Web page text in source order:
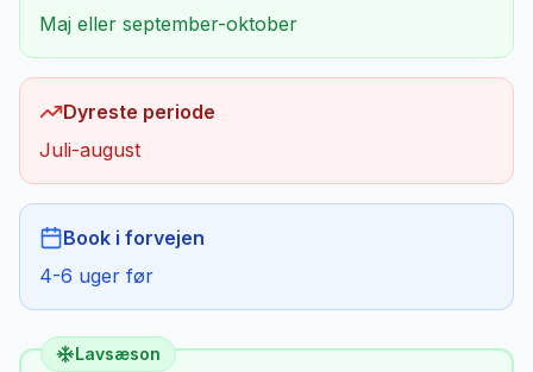
Maj eller september-oktober
Dyreste periode
Juli-august
Book i forvejen
4-6 uger før
Lavsæson